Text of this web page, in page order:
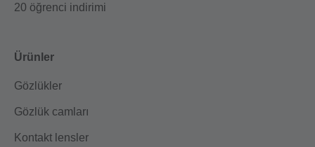
20 öğrenci indirimi
Ürünler
Gözlükler
Gözlük camları
Kontakt lensler